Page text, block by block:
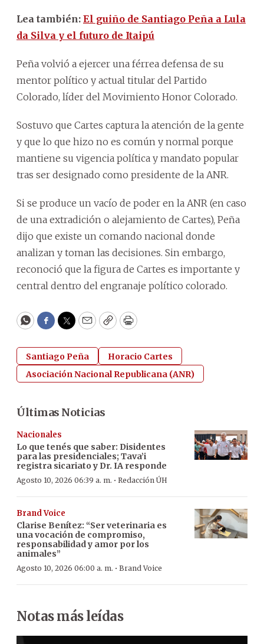
Lea también: El guiño de Santiago Peña a Lula
da Silva y el futuro de Itaipú
Peña volvió a ejercer una férrea defensa de su
mentor político y actual titular del Partido
Colorado, líder del Movimiento Honor Colorado.
Sostuvo que Cartes captura la atención de la gente
y que lo que hizo no es común y normal porque
mantiene su vigencia política y mandato popular
tras ser designado como presidente de la ANR.
Si se produce un vacío de poder en la ANR (en caso
de una extradición o alejamiento de Cartes), Peña
dijo que existe un comando nacional donde
analizan y toman las decisiones. Sin embargo,
reconoció que la figura de Cartes es importante y
central dentro del engranaje político colorado.
WhatsApp
Facebook
Twitter
EmailCopyPrint
Santiago Peña
Horacio Cartes
Asociación Nacional Republicana (ANR)
Últimas Noticias
Nacionales
Lo que tenés que saber: Disidentes
para las presidenciales; Tava’i
registra sicariato y Dr. IA responde
Agosto 10, 2026 06:39 a. m. · Redacción ÚH
Brand Voice
Clarise Benítez: “Ser veterinaria es
una vocación de compromiso,
responsabilidad y amor por los
animales”
Agosto 10, 2026 06:00 a. m. · Brand Voice
Notas más leídas